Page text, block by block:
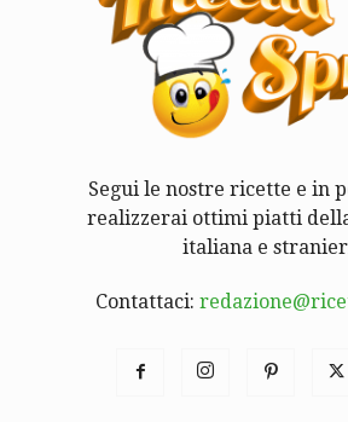
Segui le nostre ricette e in
realizzerai ottimi piatti
italiana e
Contattaci: